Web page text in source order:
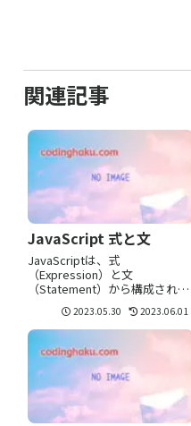
関連記事
JavaScript 式と文
JavaScriptは、式
（Expression）と文
（Statement）から構成されて
います。式（Expression）
JavaScriptでは、式は値を計算
し生じるコードの断片を指しま
す。式は変数、演算子、関数呼
び出し等で構成されます...
2023.05.30 2023.06.01